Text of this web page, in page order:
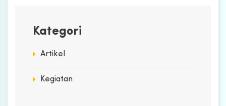
Kategori
Artikel
Kegiatan